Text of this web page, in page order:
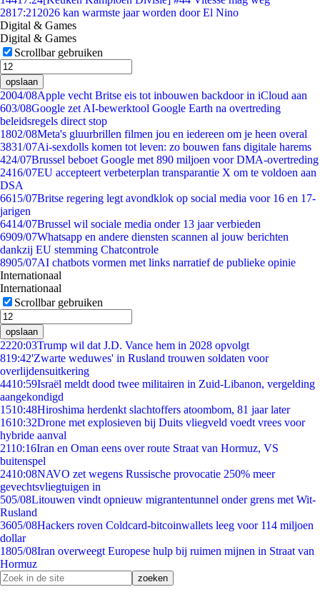
2817:21 2026 kan warmste jaar worden door El Nino
Digital & Games
Digital & Games
Scrollbar gebruiken
opslaan
2004/08Apple vecht Britse eis tot inbouwen backdoor in iCloud aan
603/08Google zet AI-bewerktool Google Earth na overtreding
beleidsregels direct stop
1802/08Meta's gluurbrillen filmen jou en iedereen om je heen overal
3831/07Ai-sexdolls komen tot leven: zo bouwen fans digitale harems
424/07Brussel beboet Google met 890 miljoen voor DMA-overtreding
2416/07EU accepteert verbeterplan transparantie X om te voldoen aan
DSA
6615/07Britse regering legt avondklok op social media voor 16 en 17-
jarigen
6414/07Brussel wil sociale media onder 13 jaar verbieden
6909/07Whatsapp en andere diensten scannen al jouw berichten
dankzij EU stemming Chatcontrole
8905/07AI chatbots vormen met links narratief de publieke opinie
Internationaal
Internationaal
Scrollbar gebruiken
opslaan
2220:03Trump wil dat J.D. Vance hem in 2028 opvolgt
819:42'Zwarte weduwes' in Rusland trouwen soldaten voor
overlijdensuitkering
4410:59Israël meldt dood twee militairen in Zuid-Libanon, vergelding
aangekondigd
1510:48Hiroshima herdenkt slachtoffers atoombom, 81 jaar later
1610:32Drone met explosieven bij Duits vliegveld voedt vrees voor
hybride aanval
2110:16Iran en Oman eens over route Straat van Hormuz, VS
buitenspel
2410:08NAVO zet wegens Russische provocatie 250% meer
gevechtsvliegtuigen in
505/08Litouwen vindt opnieuw migrantentunnel onder grens met Wit-
Rusland
3605/08Hackers roven Coldcard-bitcoinwallets leeg voor 114 miljoen
dollar
1805/08Iran overweegt Europese hulp bij ruimen mijnen in Straat van
Hormuz